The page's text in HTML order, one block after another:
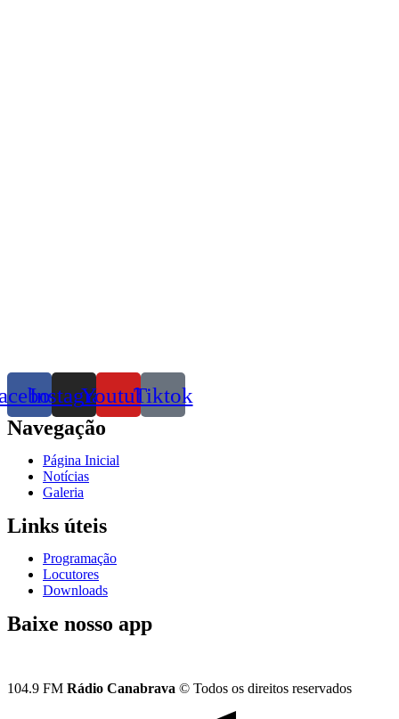
InstagramYoutubeTiktok
Navegação
Página Inicial
Notícias
Galeria
Links úteis
Programação
Locutores
Downloads
Baixe nosso app
104.9 FM Rádio Canabrava © Todos os direitos reservados